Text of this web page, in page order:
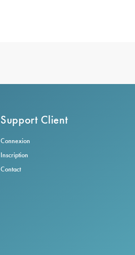
Support Client
Connexion
Inscription
Contact